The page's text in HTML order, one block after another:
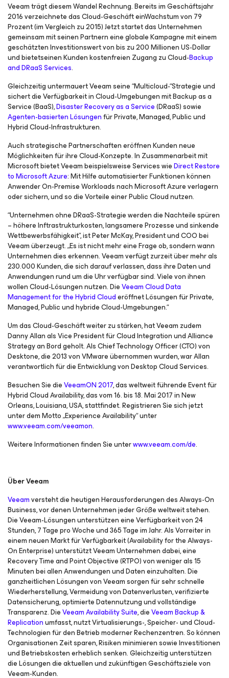
Veeam trägt diesem Wandel Rechnung. Bereits im Geschäftsjahr
2016 verzeichnete das Cloud-Geschäft einWachstum von 79
Prozent (im Vergleich zu 2015) Jetzt startet das Unternehmen
gemeinsam mit seinen Partnern eine globale Kampagne mit einem
geschätzten Investitionswert von bis zu 200 Millionen US-Dollar
und bietetseinen Kunden kostenfreien Zugang zu Cloud-Backup
and DRaaS Services.
Gleichzeitig untermauert Veeam seine “Multicloud-“Strategie und
sichert die Verfügbarkeit in Cloud-Umgebungen mit Backup as a
Service (BaaS),Disaster Recovery as a Service(DRaaS) sowie
Agenten-basierten Lösungenfür Private, Managed, Public und
Hybrid Cloud-Infrastrukturen.
Auch strategische Partnerschaften eröffnen Kunden neue
Möglichkeiten für ihre Cloud-Konzepte. In Zusammenarbeit mit
Microsoft bietet Veeam beispielsweise Services wieDirect Restore
to Microsoft Azure: Mit Hilfe automatisierter Funktionen können
Anwender On-Premise Workloads nach Microsoft Azure verlagern
oder sichern, und so die Vorteile einer Public Cloud nutzen.
“Unternehmen ohne DRaaS-Strategie werden die Nachteile spüren
– höhere Inftrastrukturkosten, langsamere Prozesse und sinkende
Wettbewerbsfähigkeit”, ist Peter McKay, President und COO bei
Veeam überzeugt. „Es ist nicht mehr eine Frage ob, sondern wann
Unternehmen dies erkennen. Veeam verfügt zurzeit über mehr als
230.000 Kunden, die sich darauf verlassen, dass ihre Daten und
Anwendungen rund um die Uhr verfügbar sind. Viele von ihnen
wollen Cloud-Lösungen nutzen. DieVeeam Cloud Data
Management for the Hybrid Clouderöffnet Lösungen für Private,
Managed, Public und hybride Cloud-Umgebungen.“
Um das Cloud-Geschäft weiter zu stärken, hat Veeam zudem
Danny Allan als Vice President für Cloud Integration und Alliance
Strategy an Bord geholt. Als Chief Technology Officer (CTO) von
Desktone, die 2013 von VMware übernommen wurden, war Allan
verantwortlich für die Entwicklung von Desktop Cloud Services.
Besuchen Sie dieVeeamON 2017, das weltweit führende Event für
Hybrid Cloud Availability, das vom 16. bis 18. Mai 2017 in New
Orleans, Louisiana, USA, stattfindet. Registrieren Sie sich jetzt
unter dem Motto „Experience Availability“ unter
www.veeam.com/veeamon.
Weitere Informationen finden Sie unterwww.veeam.com/de.
Über Veeam
Veeamversteht die heutigen Herausforderungen des Always-On
Business, vor denen Unternehmen jeder Größe weltweit stehen.
Die Veeam-Lösungen unterstützen eine Verfügbarkeit von 24
Stunden, 7 Tage pro Woche und 365 Tage im Jahr. Als Vorreiter in
einem neuen Markt für Verfügbarkeit (Availability for the Always-
On Enterprise) unterstützt Veeam Unternehmen dabei, eine
Recovery Time and Point Objective (RTPO) von weniger als 15
Minuten bei allen Anwendungen und Daten einzuhalten. Die
ganzheitlichen Lösungen von Veeam sorgen für sehr schnelle
Wiederherstellung, Vermeidung von Datenverlusten, verifizierte
Datensicherung, optimierte Datennutzung und vollständige
Transparenz. DieVeeam Availability Suite, dieVeeam Backup &
Replicationumfasst, nutzt Virtualisierungs-, Speicher- und Cloud-
Technologien für den Betrieb moderner Rechenzentren. So können
Organisationen Zeit sparen, Risiken minimieren sowie Investitionen
und Betriebskosten erheblich senken. Gleichzeitig unterstützen
die Lösungen die aktuellen und zukünftigen Geschäftsziele von
Veeam-Kunden.